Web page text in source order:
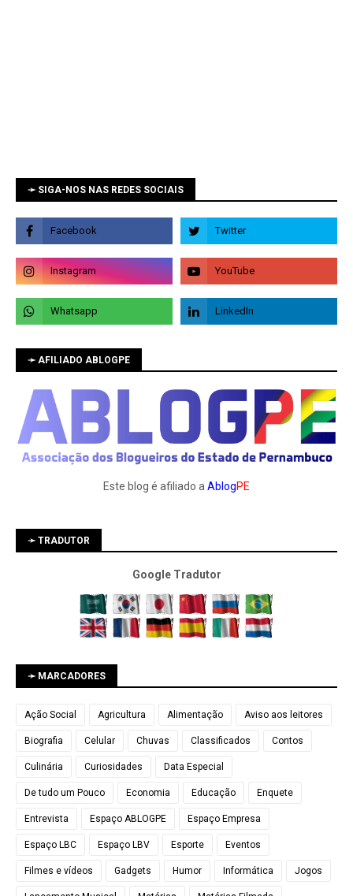
➛ SIGA-NOS NAS REDES SOCIAIS
➛ AFILIADO ABLOGPE
Este blog é afiliado a AblogPE
➛ TRADUTOR
Google Tradutor
➛ MARCADORES
Ação Social Agricultura Alimentação Aviso aos leitores
Biografia Celular Chuvas Classificados Contos
Culinária Curiosidades Data Especial
De tudo um Pouco Economia Educação Enquete
Entrevista Espaço ABLOGPE Espaço Empresa
Espaço LBC Espaço LBV Esporte Eventos
Filmes e vídeos Gadgets Humor Informática Jogos